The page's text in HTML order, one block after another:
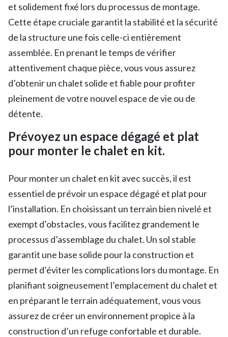
et solidement fixé lors du processus de montage.
Cette étape cruciale garantit la stabilité et la sécurité
de la structure une fois celle-ci entièrement
assemblée. En prenant le temps de vérifier
attentivement chaque pièce, vous vous assurez
d’obtenir un chalet solide et fiable pour profiter
pleinement de votre nouvel espace de vie ou de
détente.
Prévoyez un espace dégagé et plat
pour monter le chalet en kit.
Pour monter un chalet en kit avec succès, il est
essentiel de prévoir un espace dégagé et plat pour
l’installation. En choisissant un terrain bien nivelé et
exempt d’obstacles, vous facilitez grandement le
processus d’assemblage du chalet. Un sol stable
garantit une base solide pour la construction et
permet d’éviter les complications lors du montage. En
planifiant soigneusement l’emplacement du chalet et
en préparant le terrain adéquatement, vous vous
assurez de créer un environnement propice à la
construction d’un refuge confortable et durable.